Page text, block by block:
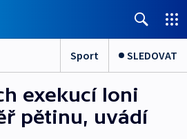
Sport SLEDOVAT
exekucí loni
pětinu, uvádí